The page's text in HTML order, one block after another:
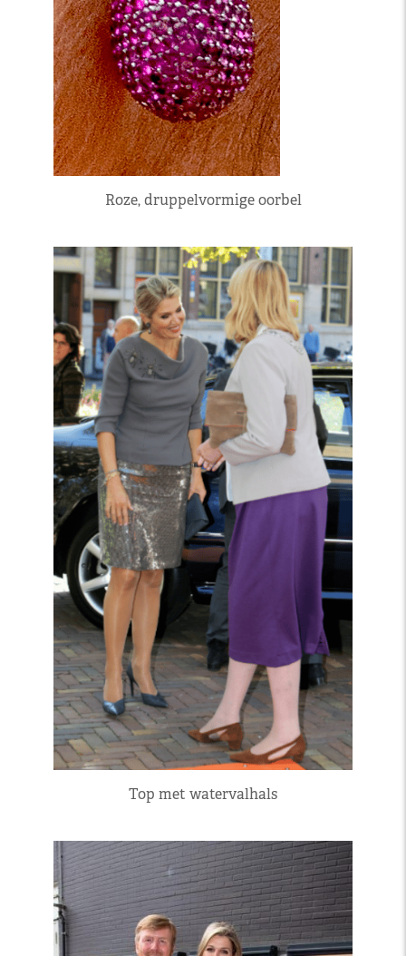
Roze, druppelvormige oorbel
Top met watervalhals